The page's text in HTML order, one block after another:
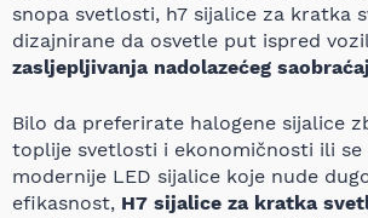
snopa svetlosti, h7 sijalice za kratka
dizajnirane da osvetle put ispred
zasljepljivanja nadolazećeg
Bilo da preferirate halogene sijalice
toplije svetlosti i ekonomičnosti ili se
modernije LED sijalice koje nude
efikasnost, H7 sijalice za kratka